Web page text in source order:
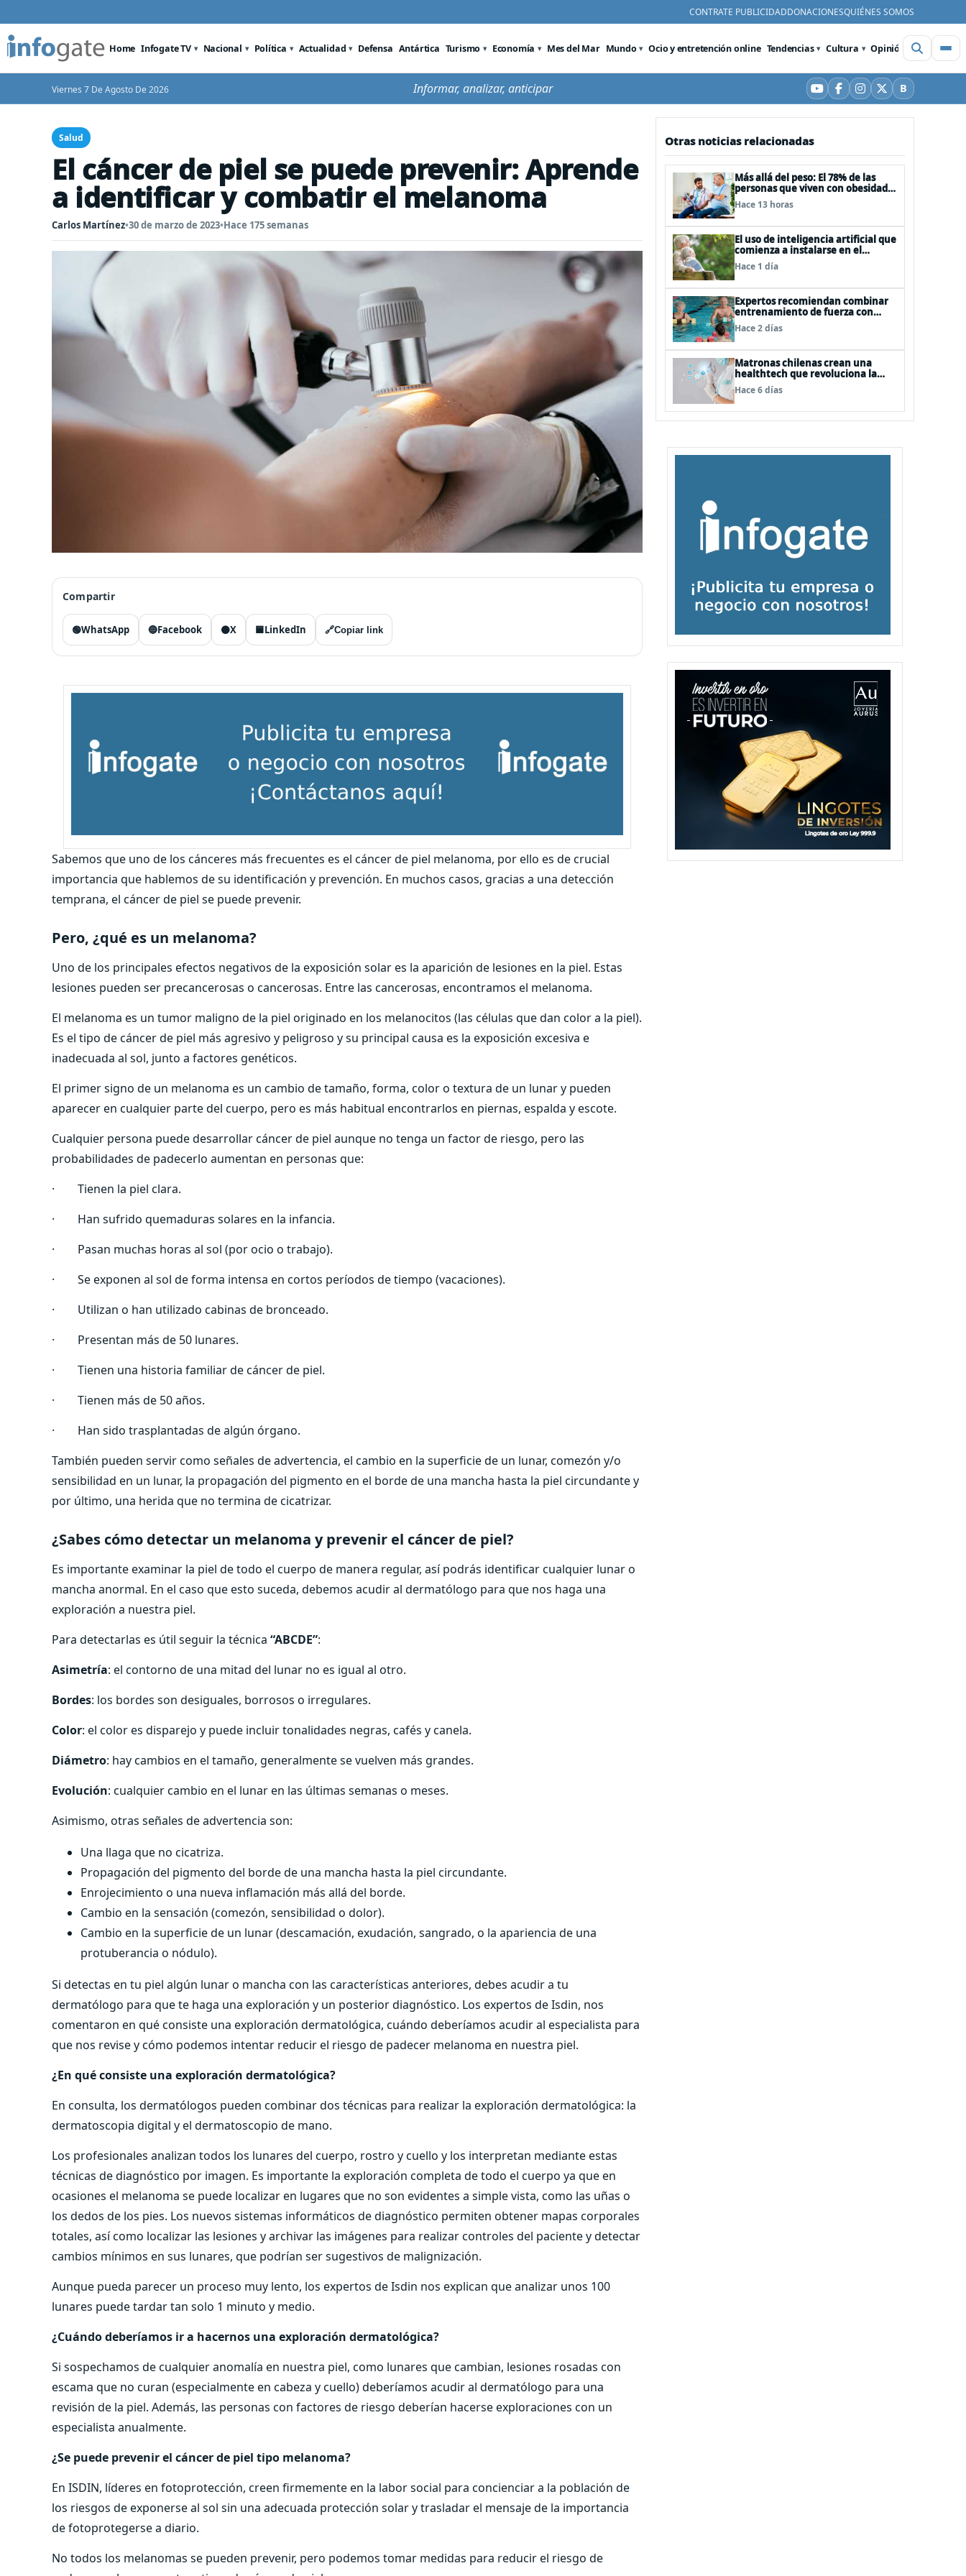
CONTRATE PUBLICIDADDONACIONESQUIÉNES SOMOS
Home Infogate TV Nacional Política Actualidad Defensa Antártica Turismo Economía Mes del Mar Mundo Ocio y entretención online Tendencias Cultura Opinión Videos
Viernes 7 De Agosto De 2026 Informar, analizar, anticipar YouTube
Facebook
Instagram
X BBluesky
Salud
El cáncer de piel se puede prevenir: Aprende
a identificar y combatir el melanoma
Carlos Martínez•30 de marzo de 2023•Hace 175 semanas
Compartir
🟢WhatsApp 🔵Facebook ⚫X 🟦LinkedIn 🔗Copiar link
Sabemos que uno de los cánceres más frecuentes es el cáncer de piel melanoma, por ello es de crucial
importancia que hablemos de su identificación y prevención. En muchos casos, gracias a una detección
temprana, el cáncer de piel se puede prevenir.
Pero, ¿qué es un melanoma?
Uno de los principales efectos negativos de la exposición solar es la aparición de lesiones en la piel. Estas
lesiones pueden ser precancerosas o cancerosas. Entre las cancerosas, encontramos el melanoma.
El melanoma es un tumor maligno de la piel originado en los melanocitos (las células que dan color a la piel).
Es el tipo de cáncer de piel más agresivo y peligroso y su principal causa es la exposición excesiva e
inadecuada al sol, junto a factores genéticos.
El primer signo de un melanoma es un cambio de tamaño, forma, color o textura de un lunar y pueden
aparecer en cualquier parte del cuerpo, pero es más habitual encontrarlos en piernas, espalda y escote.
Cualquier persona puede desarrollar cáncer de piel aunque no tenga un factor de riesgo, pero las
probabilidades de padecerlo aumentan en personas que:
· Tienen la piel clara.
· Han sufrido quemaduras solares en la infancia.
· Pasan muchas horas al sol (por ocio o trabajo).
· Se exponen al sol de forma intensa en cortos períodos de tiempo (vacaciones).
· Utilizan o han utilizado cabinas de bronceado.
· Presentan más de 50 lunares.
· Tienen una historia familiar de cáncer de piel.
· Tienen más de 50 años.
· Han sido trasplantadas de algún órgano.
También pueden servir como señales de advertencia, el cambio en la superficie de un lunar, comezón y/o
sensibilidad en un lunar, la propagación del pigmento en el borde de una mancha hasta la piel circundante y
por último, una herida que no termina de cicatrizar.
¿Sabes cómo detectar un melanoma y prevenir el cáncer de piel?
Es importante examinar la piel de todo el cuerpo de manera regular, así podrás identificar cualquier lunar o
mancha anormal. En el caso que esto suceda, debemos acudir al dermatólogo para que nos haga una
exploración a nuestra piel.
Para detectarlas es útil seguir la técnica “ABCDE”:
Asimetría: el contorno de una mitad del lunar no es igual al otro.
Bordes: los bordes son desiguales, borrosos o irregulares.
Color: el color es disparejo y puede incluir tonalidades negras, cafés y canela.
Diámetro: hay cambios en el tamaño, generalmente se vuelven más grandes.
Evolución: cualquier cambio en el lunar en las últimas semanas o meses.
Asimismo, otras señales de advertencia son:
Una llaga que no cicatriza.
Propagación del pigmento del borde de una mancha hasta la piel circundante.
Enrojecimiento o una nueva inflamación más allá del borde.
Cambio en la sensación (comezón, sensibilidad o dolor).
Cambio en la superficie de un lunar (descamación, exudación, sangrado, o la apariencia de una
protuberancia o nódulo).
Si detectas en tu piel algún lunar o mancha con las características anteriores, debes acudir a tu
dermatólogo para que te haga una exploración y un posterior diagnóstico. Los expertos de Isdin, nos
comentaron en qué consiste una exploración dermatológica, cuándo deberíamos acudir al especialista para
que nos revise y cómo podemos intentar reducir el riesgo de padecer melanoma en nuestra piel.
¿En qué consiste una exploración dermatológica?
En consulta, los dermatólogos pueden combinar dos técnicas para realizar la exploración dermatológica: la
dermatoscopia digital y el dermatoscopio de mano.
Los profesionales analizan todos los lunares del cuerpo, rostro y cuello y los interpretan mediante estas
técnicas de diagnóstico por imagen. Es importante la exploración completa de todo el cuerpo ya que en
ocasiones el melanoma se puede localizar en lugares que no son evidentes a simple vista, como las uñas o
los dedos de los pies. Los nuevos sistemas informáticos de diagnóstico permiten obtener mapas corporales
totales, así como localizar las lesiones y archivar las imágenes para realizar controles del paciente y detectar
cambios mínimos en sus lunares, que podrían ser sugestivos de malignización.
Aunque pueda parecer un proceso muy lento, los expertos de Isdin nos explican que analizar unos 100
lunares puede tardar tan solo 1 minuto y medio.
¿Cuándo deberíamos ir a hacernos una exploración dermatológica?
Si sospechamos de cualquier anomalía en nuestra piel, como lunares que cambian, lesiones rosadas con
escama que no curan (especialmente en cabeza y cuello) deberíamos acudir al dermatólogo para una
revisión de la piel. Además, las personas con factores de riesgo deberían hacerse exploraciones con un
especialista anualmente.
¿Se puede prevenir el cáncer de piel tipo melanoma?
En ISDIN, líderes en fotoprotección, creen firmemente en la labor social para concienciar a la población de
los riesgos de exponerse al sol sin una adecuada protección solar y trasladar el mensaje de la importancia
de fotoprotegerse a diario.
No todos los melanomas se pueden prevenir, pero podemos tomar medidas para reducir el riesgo de
Otras noticias relacionadas
Más allá del peso: El 78% de las
personas que viven con obesidad
sufre estrés postraumático debido
al estigma
Hace 13 horas
El uso de inteligencia artificial que
comienza a instalarse en el
cuidado de personas mayores
Hace 1 día
Expertos recomiendan combinar
entrenamiento de fuerza con
natación para fortalecer la salud
Hace 2 días
Matronas chilenas crean una
healthtech que revoluciona la
formación clínica con simuladores
inteligentes
Hace 6 días